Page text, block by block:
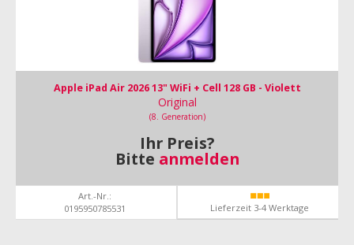
Apple iPad Air 2026 13" WiFi + Cell 128 GB - Violett
Original
(8. Generation)
Ihr Preis?
Bitte anmelden
Art.-Nr.:
0195950785531
Lieferzeit 3-4 Werktage